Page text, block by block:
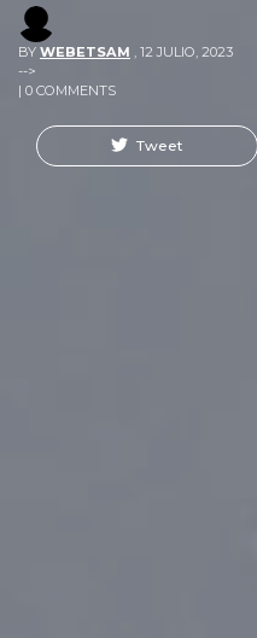
BY WEBETSAM
12 JULIO, 2023
-->
| 0 COMMENTS
Tweet